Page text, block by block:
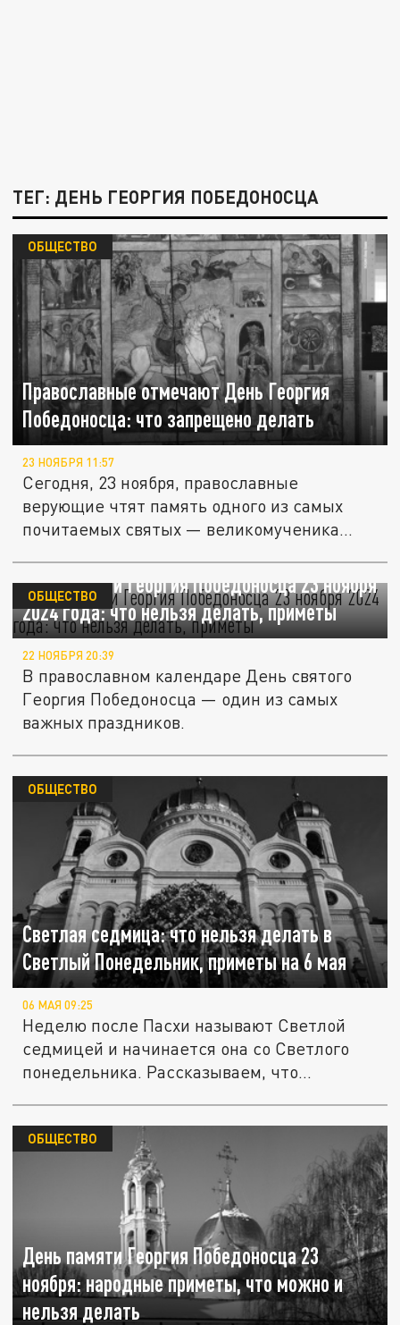
ТЕГ: ДЕНЬ ГЕОРГИЯ ПОБЕДОНОСЦА
Православные отмечают День Георгия
Победоносца: что запрещено делать
ОБЩЕСТВО
23 НОЯБРЯ 11:57
Сегодня, 23 ноября, православные
верующие чтят память одного из самых
почитаемых святых — великомученика...
День памяти Георгия Победоносца 23 ноября
2024 года: что нельзя делать, приметы
ОБЩЕСТВО
22 НОЯБРЯ 20:39
В православном календаре День святого
Георгия Победоносца — один из самых
важных праздников.
Светлая седмица: что нельзя делать в
Светлый Понедельник, приметы на 6 мая
ОБЩЕСТВО
06 МАЯ 09:25
Неделю после Пасхи называют Светлой
седмицей и начинается она со Светлого
понедельника. Рассказываем, что...
День памяти Георгия Победоносца 23
ноября: народные приметы, что можно и
нельзя делать
ОБЩЕСТВО